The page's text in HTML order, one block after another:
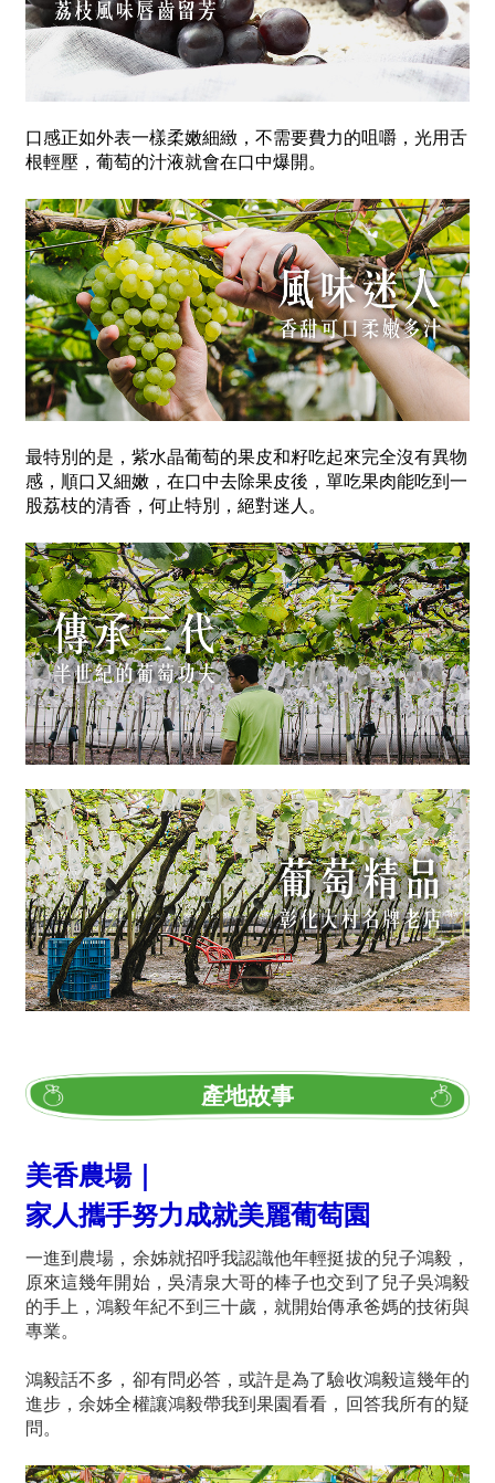
口感正如外表一樣柔嫩細緻，不需要費力的咀嚼，光用舌
根輕壓，葡萄的汁液就會在口中爆開。
最特別的是，紫水晶葡萄的果皮和籽吃起來完全沒有異物
感，順口又細嫩，在口中去除果皮後，單吃果肉能吃到一
股荔枝的清香，何止特別，絕對迷人。
產地故事
美香農場｜
家人攜手努力成就美麗葡萄園
一進到農場，余姊就招呼我認識他年輕挺拔的兒子鴻毅，
原來這幾年開始，吳清泉大哥的棒子也交到了兒子吳鴻毅
的手上，鴻毅年紀不到三十歲，就開始傳承爸媽的技術與
專業。
鴻毅話不多，卻有問必答，或許是為了驗收鴻毅這幾年的
進步，余姊全權讓鴻毅帶我到果園看看，回答我所有的疑
問。